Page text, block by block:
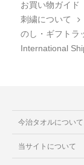
お買い物ガイド
刺繍について
のし・ギフトラ
International
今治タオルについて
当サイトについて